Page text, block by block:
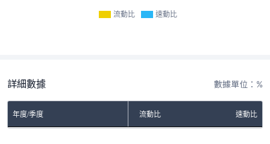
流動比 速動比
詳細數據 數據單位：%
年度/季度 流動比 速動比